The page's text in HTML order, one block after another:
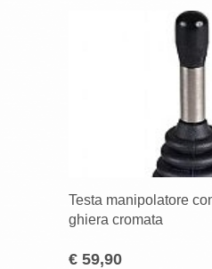
Testa manipolatore
ghiera cromata
€ 59,90